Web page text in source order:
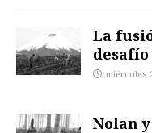
La
miércoles
Nolan